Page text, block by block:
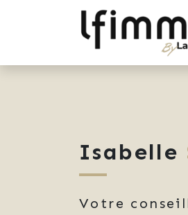
Isabelle
Votre